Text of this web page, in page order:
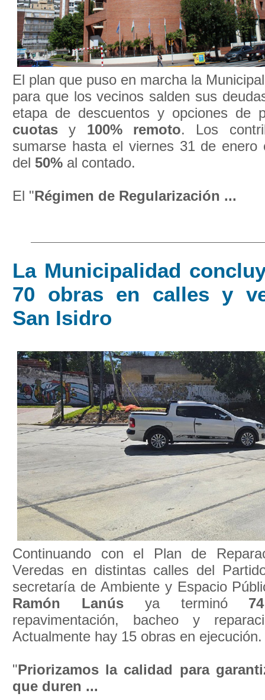
El plan que puso en marcha la
para que los vecinos salden sus
etapa de descuentos y opciones de
cuotas y 100% remoto. Los
sumarse hasta el viernes 31 de enero
del 50% al contado.
El "Régimen de Regularización ...
La Municipalidad
70 obras en calles y
San Isidro
Continuando con el Plan de
Veredas en distintas calles del
secretaría de Ambiente y Espacio
Ramón Lanúsya terminó 74
repavimentación, bacheo y
Actualmente hay 15 obras en ejecución.
"Priorizamos la calidad para
que duren ...